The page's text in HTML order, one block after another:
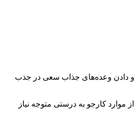
و دادن وعده‌های جذاب سعی در جذب
موارد کارجو به درستی متوجه نیاز